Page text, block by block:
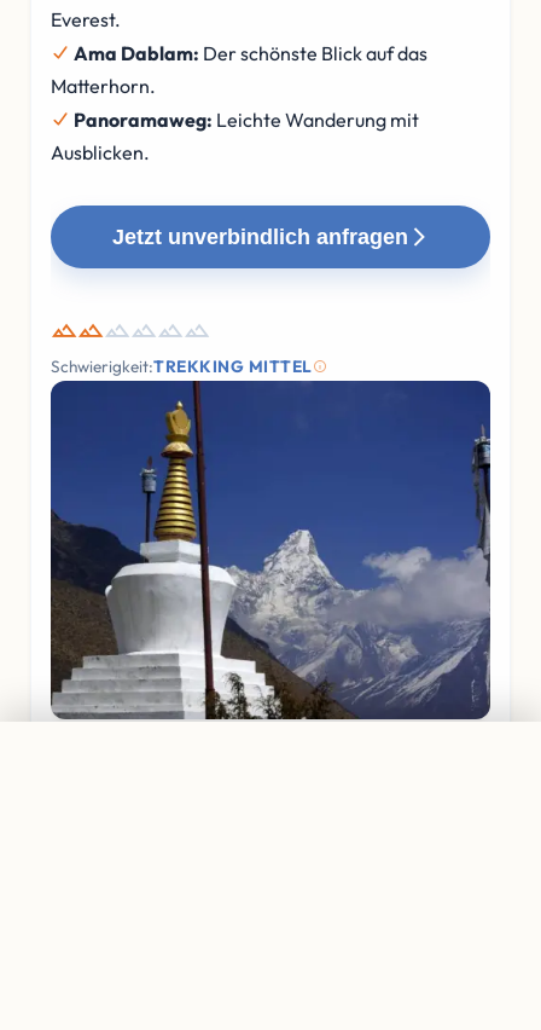
Everest.
Ama Dablam: Der schönste Blick auf das
Matterhorn.
Panoramaweg: Leichte Wanderung mit
Ausblicken.
Jetzt unverbindlich anfragen
Schwierigkeit:TREKKING MITTEL